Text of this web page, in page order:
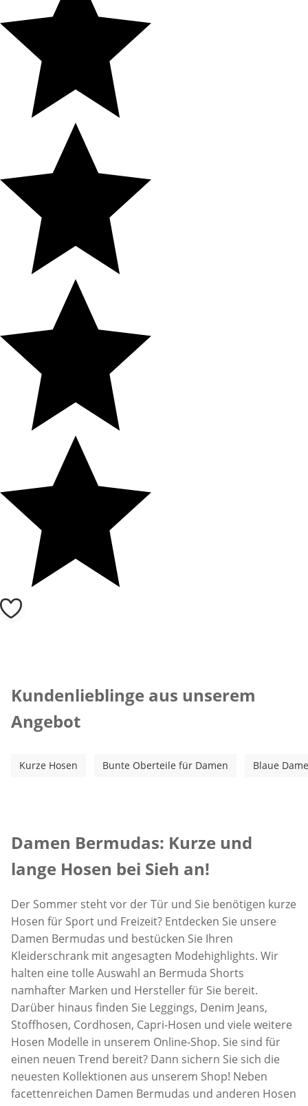
Kundenlieblinge aus unserem
Angebot
Kurze Hosen Bunte Oberteile für Damen Blaue
Damen Bermudas: Kurze und
lange Hosen bei Sieh an!
Der Sommer steht vor der Tür und Sie benötigen kurze
Hosen für Sport und Freizeit? Entdecken Sie unsere
Damen Bermudas und bestücken Sie Ihren
Kleiderschrank mit angesagten Modehighlights. Wir
halten eine tolle Auswahl an Bermuda Shorts
namhafter Marken und Hersteller für Sie bereit.
Darüber hinaus finden Sie Leggings, Denim Jeans,
Stoffhosen, Cordhosen, Capri-Hosen und viele weitere
Hosen Modelle in unserem Online-Shop. Sie sind für
einen neuen Trend bereit? Dann sichern Sie sich die
neuesten Kollektionen aus unserem Shop! Neben
facettenreichen Damen Bermudas und anderen Hosen